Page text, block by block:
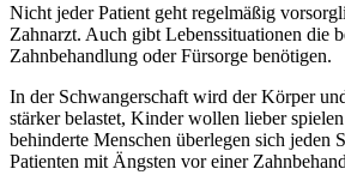
Nicht jeder Patient geht regelmäßig
Zahnarzt. Auch gibt Lebenssituationen die
Zahnbehandlung oder Fürsorge benötigen.
In der Schwangerschaft wird der Körper
stärker belastet, Kinder wollen lieber
behinderte Menschen überlegen sich jeden
Patienten mit Ängsten vor einer